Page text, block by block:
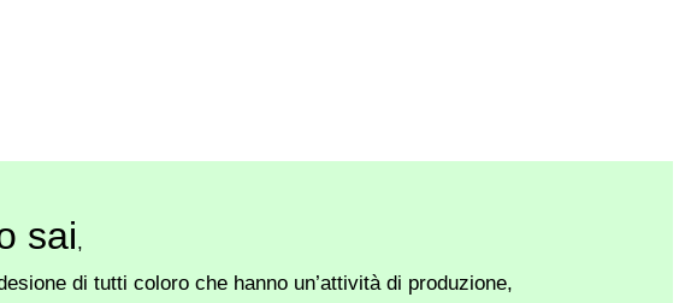
sai,
di tutti coloro che hanno un’attività di produzione,